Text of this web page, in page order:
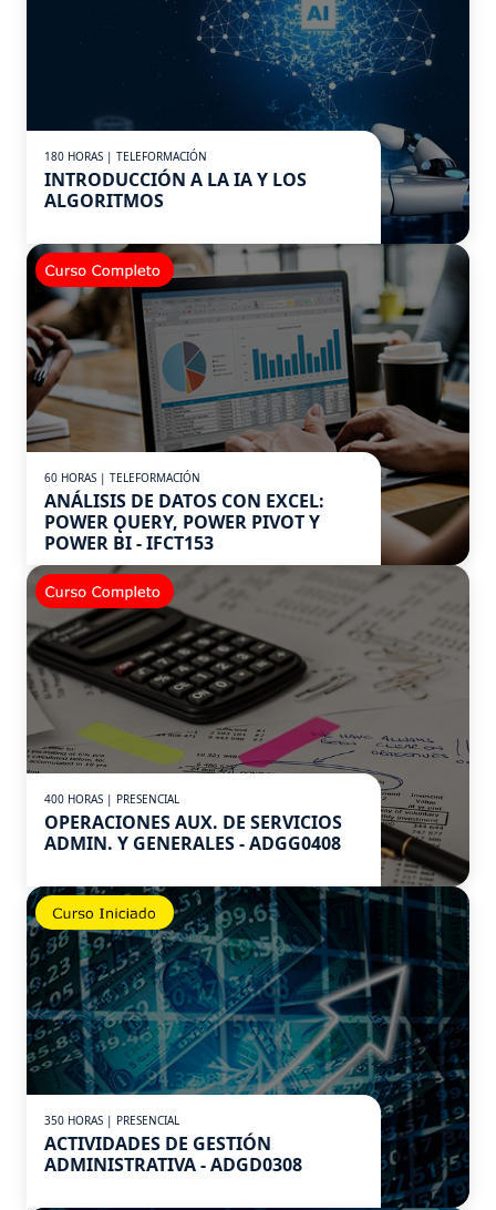
180 HORAS | TELEFORMACIÓN
INTRODUCCIÓN A LA IA Y LOS
ALGORITMOS
60 HORAS | TELEFORMACIÓN
ANÁLISIS DE DATOS CON EXCEL:
POWER ǪUERY, POWER PIVOT Y
POWER BI - IFCT153
400 HORAS | PRESENCIAL
OPERACIONES AUX. DE SERVICIOS
ADMIN. Y GENERALES - ADGG0408
350 HORAS | PRESENCIAL
ACTIVIDADES DE GESTIÓN
ADMINISTRATIVA - ADGD0308